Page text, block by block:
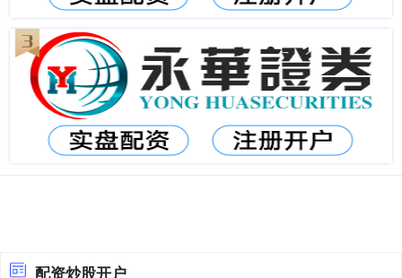
配资炒股开户